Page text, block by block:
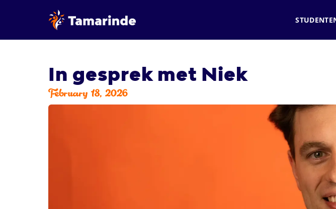
In gesprek met Niek
February 18, 2026